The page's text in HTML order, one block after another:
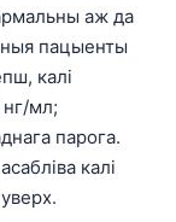
аж да
пацыенты
калі
мл;
парога.
калі